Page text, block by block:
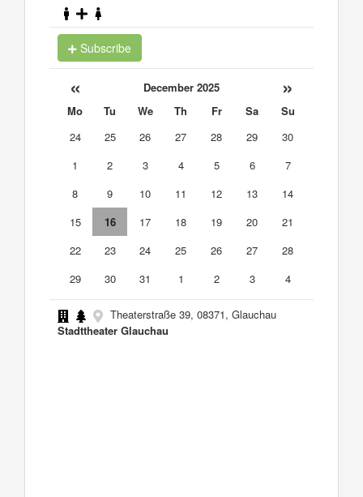
Subscribe
« December 2025 »
Mo Tu We Th Fr Sa
Su
24
25 26 27 28 29
30
1
2 3 4 5 6
7
8
9 10 11 12 13
14
15
16 17 18 19 20
21
22
23 24 25 26 27
28
29
30 31 1 2 3 4
Theaterstraße 39, 08371, Glauchau
Stadttheater Glauchau